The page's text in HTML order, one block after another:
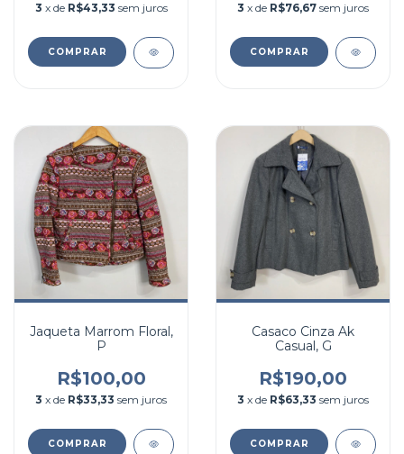
3 x de R$43,33 sem juros
COMPRAR
3 x de R$76,67 sem juros
COMPRAR
Jaqueta Marrom Floral,
P
R$100,00
3 x de R$33,33 sem juros
COMPRAR
Casaco Cinza Ak
Casual, G
R$190,00
3 x de R$63,33 sem juros
COMPRAR